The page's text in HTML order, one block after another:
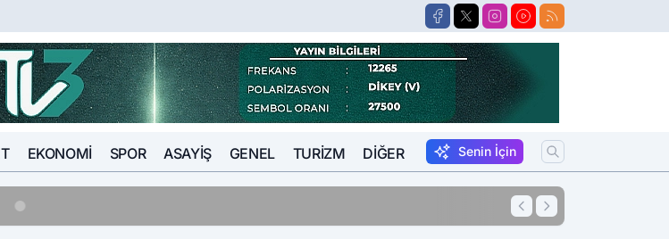
EKONOMI SPOR ASAYIŞ GENEL TURIZM DIĞER Senin İçin
10:41